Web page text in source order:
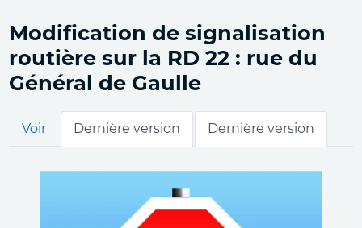
Modification de signalisation
routière sur la RD 22 : rue du
Général de Gaulle
Onglets
Voir Dernière version Dernière version